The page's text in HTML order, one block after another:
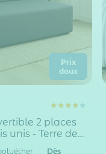
Prix
doux
2 places
unis - Terre de
Dès